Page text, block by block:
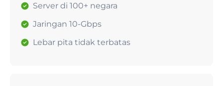
Server di 100+ negara
Jaringan 10-Gbps
Lebar pita tidak terbatas